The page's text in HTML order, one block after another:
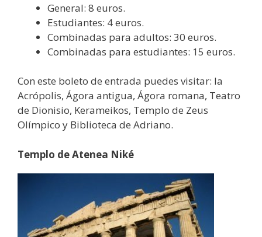
General: 8 euros.
Estudiantes: 4 euros.
Combinadas para adultos: 30 euros.
Combinadas para estudiantes: 15 euros.
Con este boleto de entrada puedes visitar: la
Acrópolis, Ágora antigua, Ágora romana, Teatro
de Dionisio, Kerameikos, Templo de Zeus
Olímpico y Biblioteca de Adriano.
Templo de Atenea Niké